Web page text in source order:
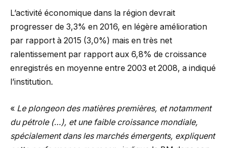
L’activité économique dans la région devrait
progresser de 3,3% en 2016, en légère amélioration
par rapport à 2015 (3,0%) mais en très net
ralentissement par rapport aux 6,8% de croissance
enregistrés en moyenne entre 2003 et 2008, a indiqué
l’institution.
« Le plongeon des matières premières, et notamment
du pétrole (…), et une faible croissance mondiale,
spécialement dans les marchés émergents, expliquent